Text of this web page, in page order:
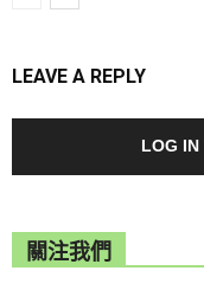
LEAVE A REPLY
LOG IN
關注我們